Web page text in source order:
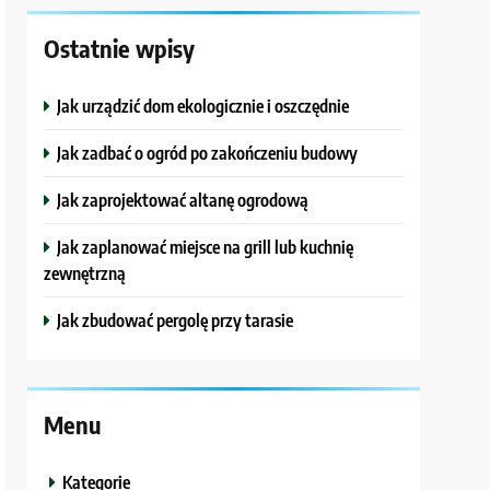
Ostatnie wpisy
Jak urządzić dom ekologicznie i oszczędnie
Jak zadbać o ogród po zakończeniu budowy
Jak zaprojektować altanę ogrodową
Jak zaplanować miejsce na grill lub kuchnię
zewnętrzną
Jak zbudować pergolę przy tarasie
Menu
Kategorie